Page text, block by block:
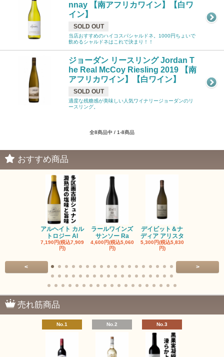
nnay 【南アフリカワイン】【白ワ
イン】
SOLD OUT
当店おすすめのハイコスパシャルドネ。1000円ちょいで
飲めるシャルドネはこれで決まり！！
ジョーダン リースリング Jordan T
he Real McCoy Riesling 2019 【南
アフリカワイン】【白ワイン】
SOLD OUT
適度な残糖感が美味しい人気ワイナリージョーダンのリ
ースリング。
全8商品中 / 1-8商品
おすすめ商品
アルヘイト カル
トロジー Al
7,190円(税込7,909
円)
ラールワインズ
サンソー Ra
4,600円(税込5,060
円)
デイビット＆ナ
ディア アリスタ
5,300円(税込5,830
円)
< >
売れ筋商品
No.1 No.2 No.3